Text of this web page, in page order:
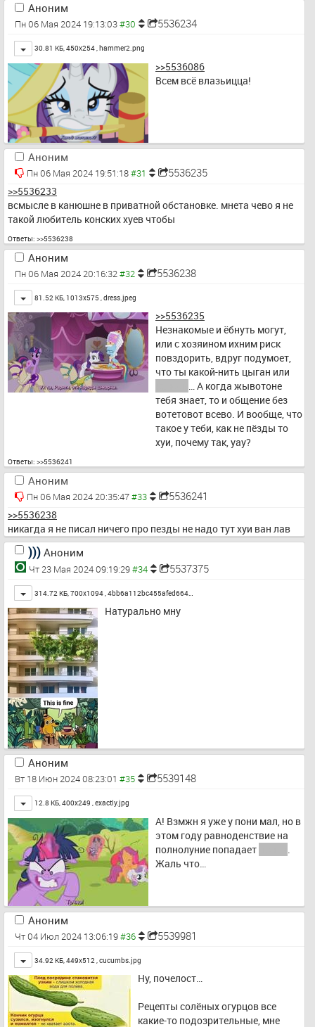
Аноним
Пн 06 Мая 2024 19:13:03 5536234
Toggle
30.81 КБ, 450x254 ,hammer2.png
>>5536086
Всем всё влазьицца!
Аноним
Пн 06 Мая 2024 19:51:18 5536235
>>5536233
всмысле в канюшне в приватной обстановке. мнета чево я не
такой любитель конских хуев чтобы
Ответы: >>5536238
Аноним
Пн 06 Мая 2024 20:16:32 5536238
Toggle
81.52 КБ, 1013x575 , dress.jpeg
>>5536235
Незнакомые и ёбнуть могут,
или с хозяином ихним риск
повздорить, вдруг подумоет,
… А когда жывотоне
тебя знает, то и общение без
вотетовот всево. И вообще, что
такое у теби, как не пёзды то
хуи, почему так, yay?
Ответы: >>5536241
Аноним
Пн 06 Мая 2024 20:35:47 5536241
>>5536238
никагда я не писал ничего про пезды не надо тут хуи ван лав
))) Аноним
Чт 23 Мая 2024 09:19:29 5537375
Toggle
314.72 КБ, 700x1094 ,4bb6a112bc455afed664…
Натурально мну
Аноним
Вт 18 Июн 2024 08:23:01 5539148
Toggle
12.8 КБ, 400x249 ,exactly.jpg
А! Взмжн я уже у пони мал, но в
этом году равноденствие на
полнолуние попадает
Жаль что…
Аноним
Чт 04 Июл 2024 13:06:19 5539981
Toggle
34.92 КБ, 449x512 , cucumbs.jpg
Ну, почелост…
Рецепты солёных огурцов все
какие-то подозрительные, мне